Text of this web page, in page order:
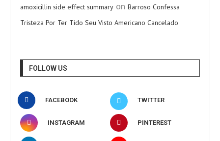
amoxicillin side effect summary on Barroso Confessa
Tristeza Por Ter Tido Seu Visto Americano Cancelado
FOLLOW US
FACEBOOK TWITTER
INSTAGRAM PINTEREST